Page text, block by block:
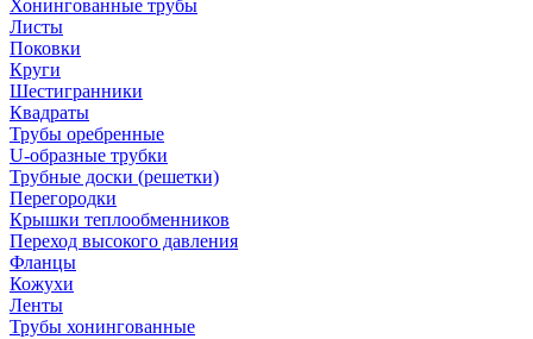
Хонингованные трубы
Листы
Поковки
Круги
Шестигранники
Квадраты
Трубы оребренные
U-образные трубки
Трубные доски (решетки)
Перегородки
Крышки теплообменников
Переход высокого давления
Фланцы
Кожухи
Ленты
Трубы хонингованные